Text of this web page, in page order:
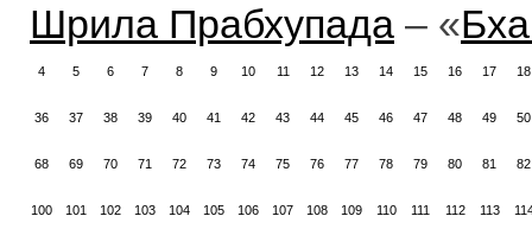
Шрила Прабхупада – «
4 5 6 7 8 9 10 11 12 13 14 15 16 17 18
36 37 38 39 40 41 42 43 44 45 46 47 48 49 50
68 69 70 71 72 73 74 75 76 77 78 79 80 81 82
100 101 102 103 104 105 106 107 108 109 110 111 112 113